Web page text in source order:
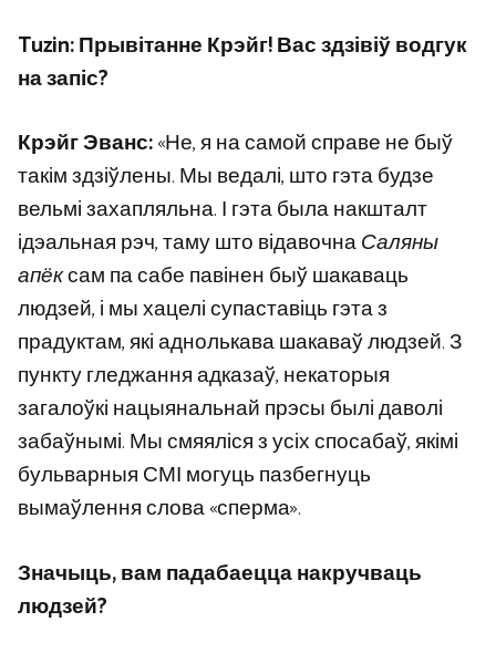
Tuzin: Прывітанне Крэйг! Вас здзівіў водгук
на запіс?
Крэйг Эванс:«Не, я на самой справе не быў
такім здзіўлены. Мы ведалі, што гэта будзе
вельмі захапляльна. І гэта была накшталт
ідэальная рэч, таму што відавочнаСаляны
апёксам па сабе павінен быў шакаваць
людзей, і мы хацелі супаставіць гэта з
прадуктам, які аднолькава шакаваў людзей. З
пункту гледжання адказаў, некаторыя
загалоўкі нацыянальнай прэсы былі даволі
забаўнымі. Мы смяяліся з усіх спосабаў, якімі
бульварныя СМІ могуць пазбегнуць
вымаўлення слова «сперма».
Значыць, вам падабаецца накручваць
людзей?